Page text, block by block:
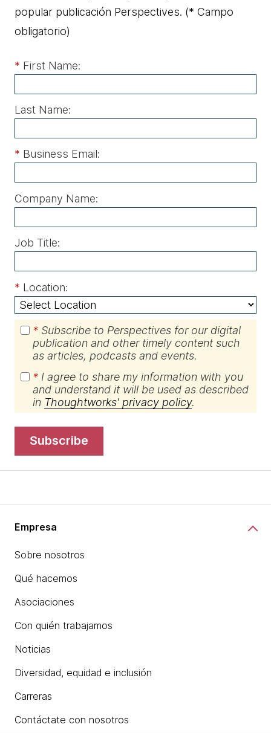
popular publicación Perspectives. (* Campo
obligatorio)
* First Name:
Last Name:
* Business Email:
Company Name:
Job Title:
* Location:
* Subscribe to Perspectives for our digital
publication and other timely content such
as articles, podcasts and events.
* I agree to share my information with you
and understand it will be used as described
in Thoughtworks' privacy policy.
subscribe
Empresa
Sobre nosotros
Qué hacemos
Asociaciones
Con quién trabajamos
Noticias
Diversidad, equidad e inclusión
Carreras
Contáctate con nosotros